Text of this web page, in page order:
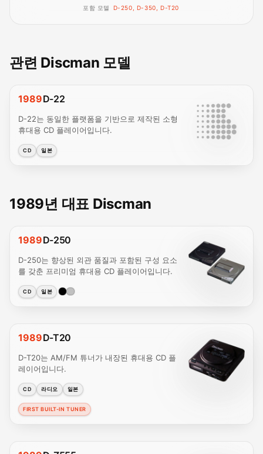
포함 모델 D-250, D-350, D-T20
관련 Discman 모델
1989D-22
D-22는 동일한 플랫폼을 기반으로 제작된 소형
휴대용 CD 플레이어입니다.
CD 일본
1989년 대표 Discman
1989D-250
D-250는 향상된 외관 품질과 포함된 구성 요소
를 갖춘 프리미엄 휴대용 CD 플레이어입니다.
CD 일본
1989D-T20
D-T20는 AM/FM 튜너가 내장된 휴대용 CD 플
레이어입니다.
CD 라디오 일본
FIRST BUILT-IN TUNER